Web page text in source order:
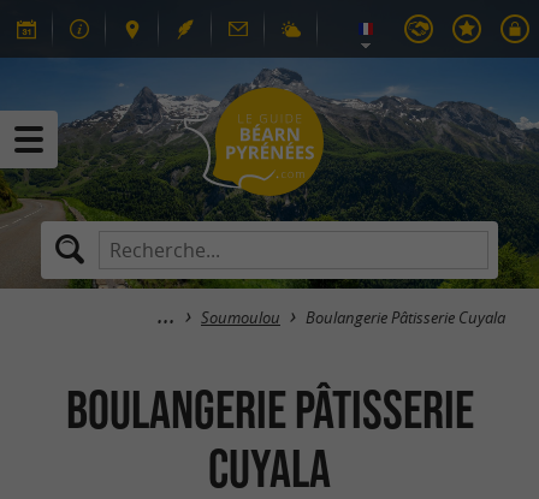
Soumoulou Boulangerie Pâtisserie Cuyala
Boulangerie Pâtisserie
Cuyala